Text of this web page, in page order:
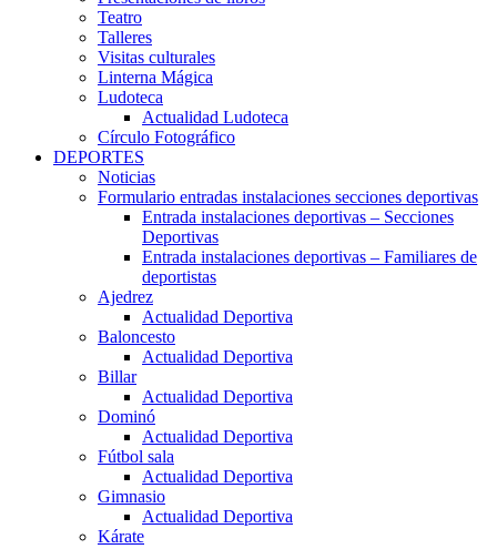
Teatro
Talleres
Visitas culturales
Linterna Mágica
Ludoteca
Actualidad Ludoteca
Círculo Fotográfico
DEPORTES
Noticias
Formulario entradas instalaciones secciones deportivas
Entrada instalaciones deportivas – Secciones
Deportivas
Entrada instalaciones deportivas – Familiares de
deportistas
Ajedrez
Actualidad Deportiva
Baloncesto
Actualidad Deportiva
Billar
Actualidad Deportiva
Dominó
Actualidad Deportiva
Fútbol sala
Actualidad Deportiva
Gimnasio
Actualidad Deportiva
Kárate